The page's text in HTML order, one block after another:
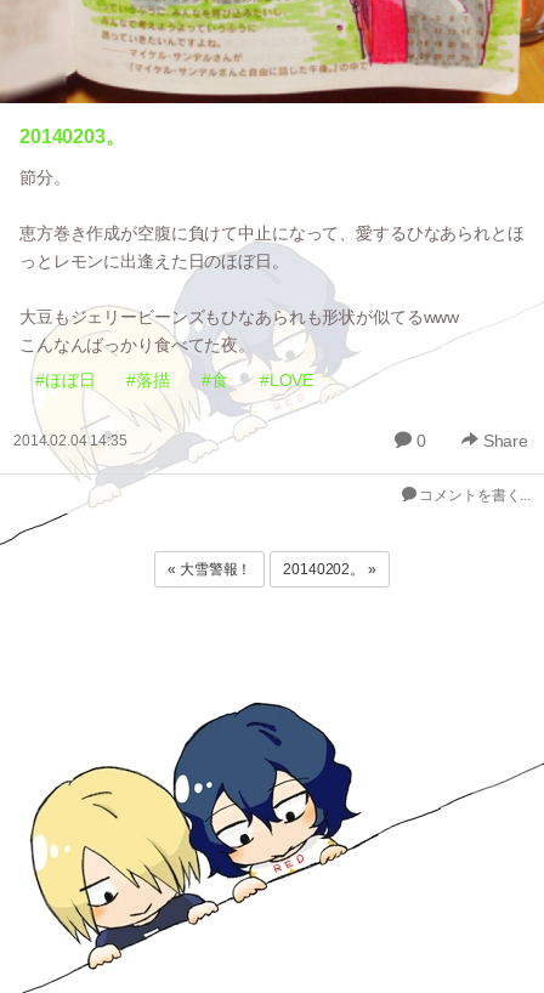
20140203。
節分。
恵方巻き作成が空腹に負けて中止になって、愛するひなあられとほ
っとレモンに出逢えた日のほぼ日。
大豆もジェリービーンズもひなあられも形状が似てるwww
こんなんばっかり食べてた夜。
#ほぼ日
#落描 #食 #LOVE
2014.02.04 14:35 0 Share
コメントを書く...
« 大雪警報！ 20140202。 »